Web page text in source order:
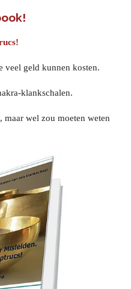
veel geld kunnen kosten.
klankschalen.
maar wel zou moeten weten